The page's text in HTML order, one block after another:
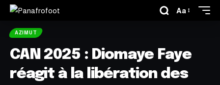
Aa
AZIMUT
CAN 2025 : Diomaye Faye
réagit à la libération des